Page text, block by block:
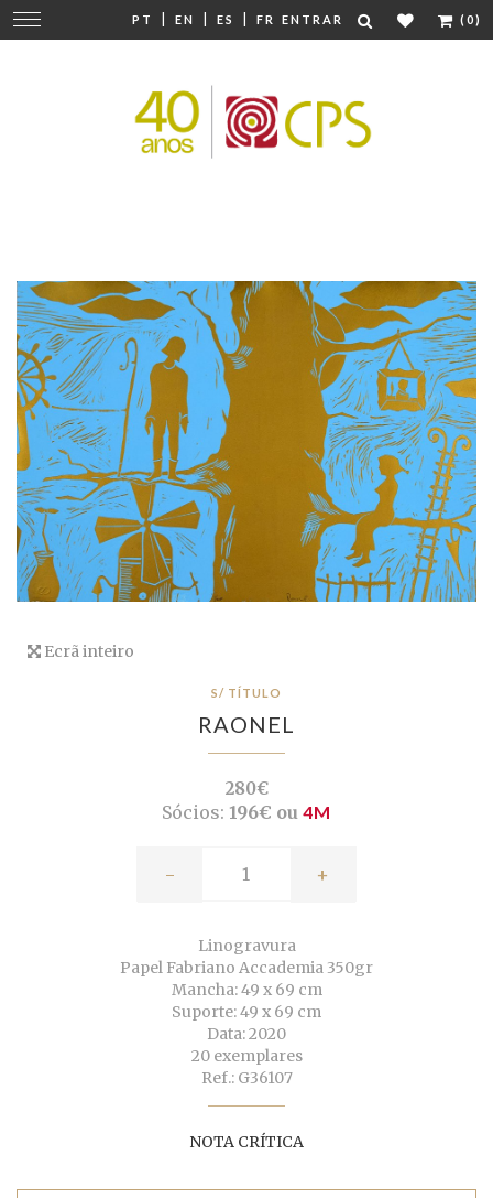
PT | EN | ES | FR ENTRAR (0)
Mudar
navegação
Ecrã inteiro
S/ TÍTULO
RAONEL
280€
Sócios: 196€ ou 4M
- +
Linogravura
Papel Fabriano Accademia 350gr
Mancha: 49 x 69 cm
Suporte: 49 x 69 cm
Data: 2020
20 exemplares
Ref.: G36107
NOTA CRÍTICA